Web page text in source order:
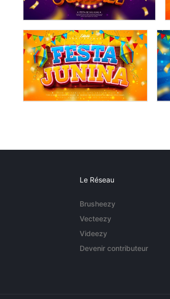
Le Réseau
Brusheezy
Vecteezy
Videezy
Devenir contributeur